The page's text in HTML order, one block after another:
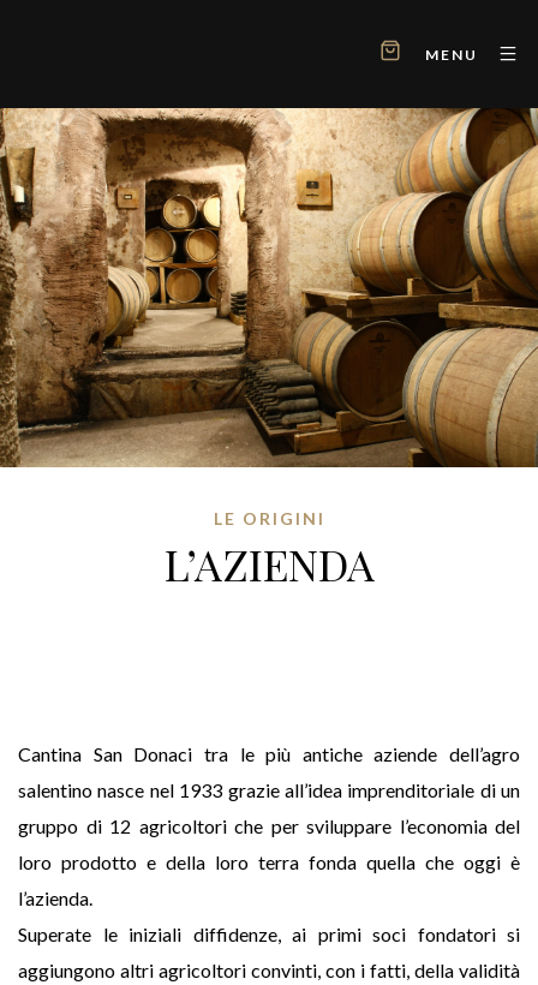
MENU
LE ORIGINI
L’AZIENDA
Cantina San Donaci tra le più antiche aziende dell’agro
salentino nasce nel 1933 grazie all’idea imprenditoriale di un
gruppo di 12 agricoltori che per sviluppare l’economia del
loro prodotto e della loro terra fonda quella che oggi è
l’azienda.
Superate le iniziali diffidenze, ai primi soci fondatori si
aggiungono altri agricoltori convinti, con i fatti, della validità